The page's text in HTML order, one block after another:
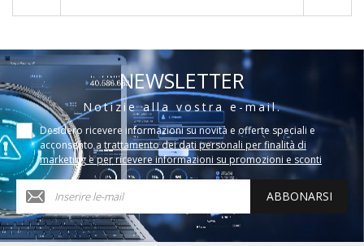
NEWSLETTER
Notizie alla vostra e-mail.
Desidero ricevere informazioni su novità e offerte speciali e
acconsento a trattamento dei dati personali per finalità di
marketing e per ricevere informazioni su promozioni e sconti
ABBONARSI